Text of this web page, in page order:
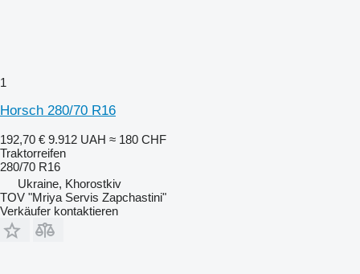
1
Horsch 280/70 R16
192,70 € 9.912 UAH ≈ 180 CHF
Traktorreifen
280/70 R16
Ukraine, Khorostkiv
TOV "Mriya Servis Zapchastini"
Verkäufer kontaktieren